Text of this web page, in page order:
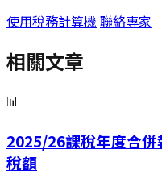
使用稅務計算機 聯絡專家
相關文章
📊
2025/26課稅年度合
稅額